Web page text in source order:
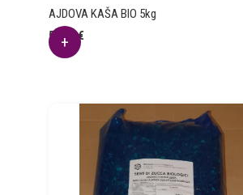
AJDOVA KAŠA BIO 5kg
59.56€